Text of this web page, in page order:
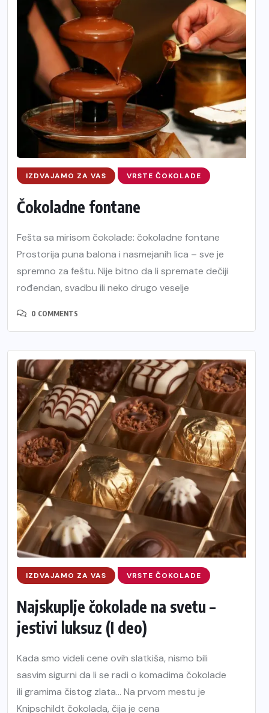
IZDVAJAMO ZA VAS VRSTE ČOKOLADE
Čokoladne fontane
Fešta sa mirisom čokolade: čokoladne fontane
Prostorija puna balona i nasmejanih lica – sve je
spremno za feštu. Nije bitno da li spremate dečiji
rođendan, svadbu ili neko drugo veselje
0 COMMENTS
IZDVAJAMO ZA VAS VRSTE ČOKOLADE
Najskuplje čokolade na svetu –
jestivi luksuz (I deo)
Kada smo videli cene ovih slatkiša, nismo bili
sasvim sigurni da li se radi o komadima čokolade
ili gramima čistog zlata… Na prvom mestu je
Knipschildt čokolada, čija je cena